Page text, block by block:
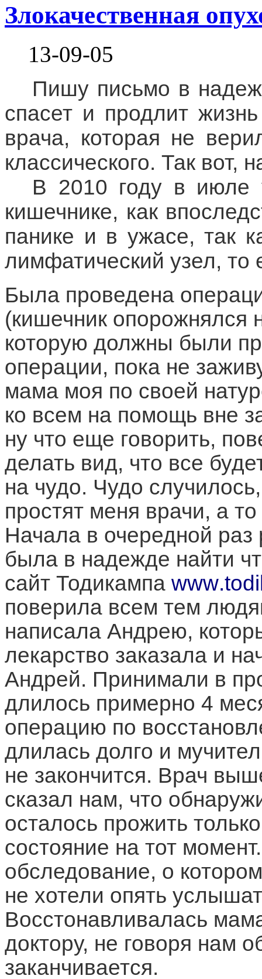
Злокачественная
13-09-05
Пишу письмо в
спасет и продлит
врача, которая не
классического. Так вот,
В 2010 году в июле
кишечнике, как
панике и в ужасе, так
лимфатический узел, то
Была проведена
(кишечник опорожнялся
которую должны были
операции, пока не
мама моя по своей
ко всем на помощь вне
ну что еще говорить,
делать вид, что все
на чудо. Чудо
простят меня врачи, а
Начала в очередной раз
была в надежде найти
сайт Тодикампа www.
поверила всем тем
написала Андрею,
лекарство заказала и
Андрей. Принимали в
длилось примерно 4
операцию по
длилась долго и
не закончится. Врач
сказал нам, что
осталось прожить
состояние на тот
обследование, о
не хотели опять
Восстонавливалась
доктору, не говоря нам
заканчивается.